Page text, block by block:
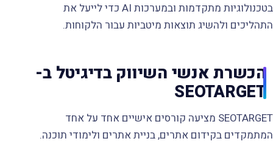
בטכנולוגיות מתקדמות ובמערכות AI כדי לייעל את
התהליכים ולהשיג תוצאות מיטביות עבור הלקוחות.
הכשרת אנשי השיווק בדיגיטל ב-
SEOTARGET
SEOTARGET מציעה קורסים אישיים אחד על אחד
המתמקדים בקידום אתרים, בניית אתרים ולימודי תוכנה.